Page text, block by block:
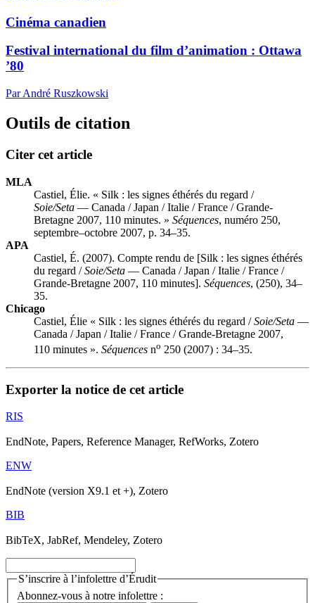
Cinéma canadien
Festival international du film d’animation : Ottawa
’80
Par André Ruszkowski
Outils de citation
Citer cet article
MLA
Castiel, Élie. « Silk : les signes éthérés du regard /
Soie/Seta — Canada / Japan / Italie / France / Grande-
Bretagne 2007, 110 minutes. » Séquences, numéro 250,
septembre–octobre 2007, p. 34–35.
APA
Castiel, É. (2007). Compte rendu de [Silk : les signes éthérés
du regard /Soie/Seta — Canada / Japan / Italie / France /
Grande-Bretagne 2007, 110 minutes]. Séquences, (250), 34–
35.
Chicago
Castiel, Élie « Silk : les signes éthérés du regard /Soie/Seta —
Canada / Japan / Italie / France / Grande-Bretagne 2007,
110 minutes ». Séquences no 250 (2007) : 34–35.
Exporter la notice de cet article
RIS
EndNote, Papers, Reference Manager, RefWorks, Zotero
ENW
EndNote (version X9.1 et +), Zotero
BIB
BibTeX, JabRef, Mendeley, Zotero
S’inscrire à l’infolettre d’Érudit
Abonnez-vous à notre infolettre :